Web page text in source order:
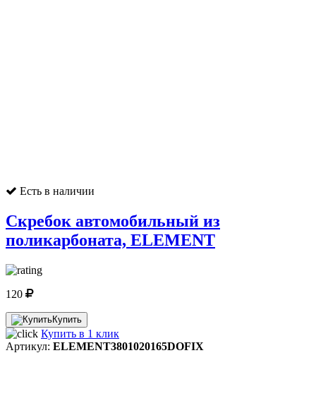
Есть в наличии
Скребок автомобильный из
поликарбоната, ELEMENT
120
Купить
Купить в 1 клик
Артикул: ELEMENT3801020165DOFIX